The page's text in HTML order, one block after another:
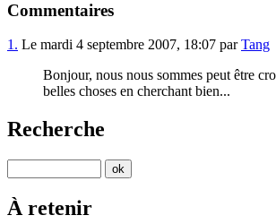
Commentaires
1. Le mardi 4 septembre 2007, 18:07 parTang
Bonjour, nous nous sommes peut être
belles choses en cherchant bien...
Recherche
À retenir